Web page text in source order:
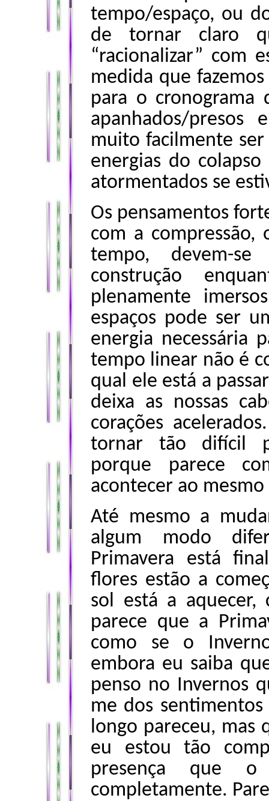
tempo/espaço, ou
de tornar claro
“racionalizar” com
medida que
para o cronograma
apanhados/presos
muito facilmente
energias do
atormentados se
Os pensamentos
com a
tempo, devem-
construção
plenamente
espaços pode ser
energia necessária
tempo linear não é
qual ele está a
deixa as nossas
corações
tornar tão difícil
porque parece
acontecer ao
Até mesmo a
algum modo
Primavera está
flores estão a
sol está a aquecer,
parece que a
como se o
embora eu saiba
penso no Invernos
me dos
longo pareceu, mas
eu estou tão
presença que o
completamente.